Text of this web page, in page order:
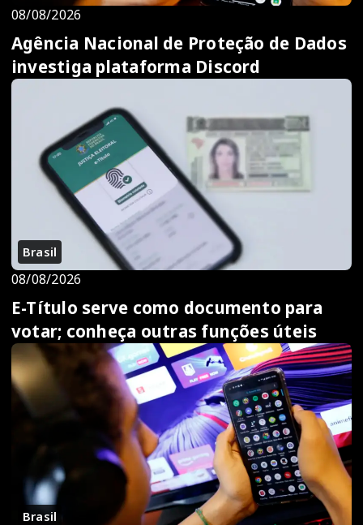
08/08/2026
Agência Nacional de Proteção de Dados
investiga plataforma Discord
Brasil
08/08/2026
E-Título serve como documento para
votar; conheça outras funções úteis
Brasil